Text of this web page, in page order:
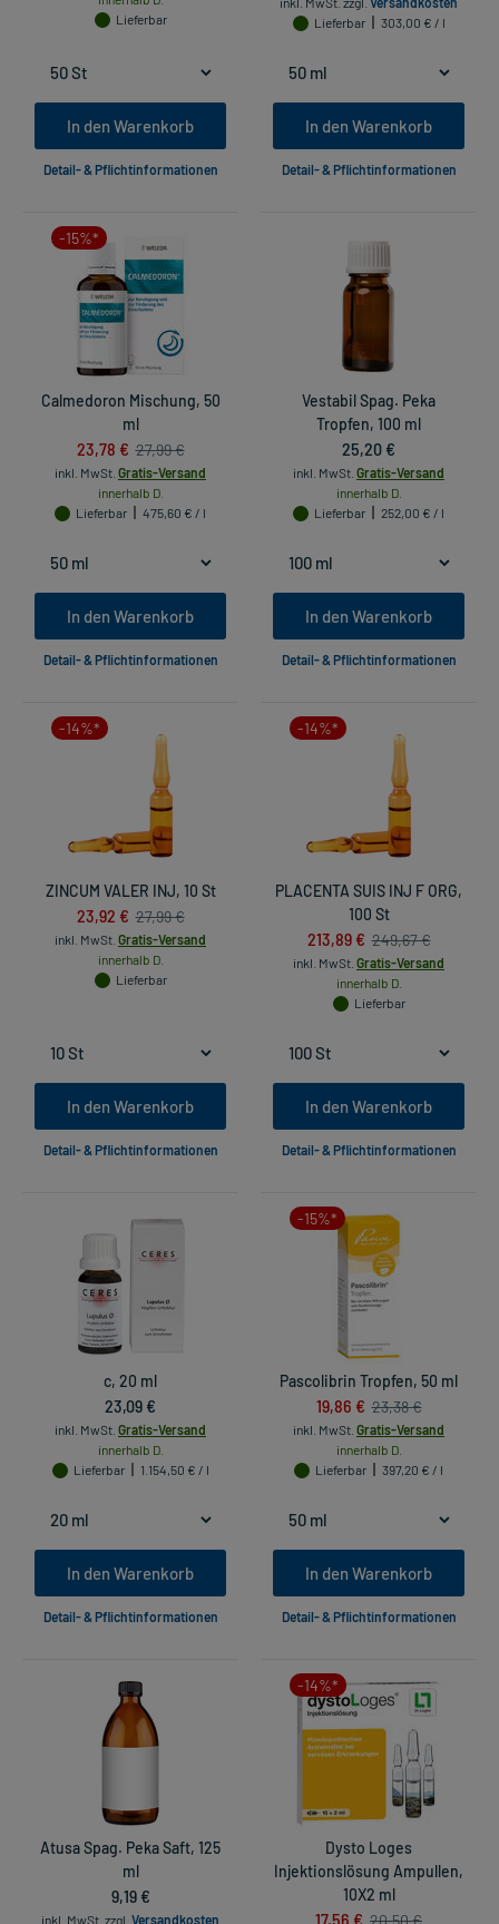
Lieferbar
In den Warenkorb
Detail- & Pflichtinformationen
Lieferbar
303,00 € / l
In den Warenkorb
Detail- & Pflichtinformationen
-15%*
Calmedoron Mischung, 50
ml
23,78 € 27,99 €
inkl. MwSt. Gratis-Versand
innerhalb D.
Lieferbar
475,60 € / l
In den Warenkorb
Detail- & Pflichtinformationen
Vestabil Spag. Peka
Tropfen, 100 ml
25,20 €
inkl. MwSt. Gratis-Versand
innerhalb D.
Lieferbar
252,00 € / l
In den Warenkorb
Detail- & Pflichtinformationen
-14%*
ZINCUM VALER INJ, 10 St
23,92 € 27,99 €
inkl. MwSt. Gratis-Versand
innerhalb D.
Lieferbar
In den Warenkorb
Detail- & Pflichtinformationen
-14%*
PLACENTA SUIS INJ F ORG,
100 St
213,89 € 249,67 €
inkl. MwSt. Gratis-Versand
innerhalb D.
Lieferbar
In den Warenkorb
Detail- & Pflichtinformationen
c, 20 ml
23,09 €
inkl. MwSt. Gratis-Versand
innerhalb D.
Lieferbar
1.154,50 € / l
In den Warenkorb
Detail- & Pflichtinformationen
-15%*
Pascolibrin Tropfen, 50 ml
19,86 € 23,38 €
inkl. MwSt. Gratis-Versand
innerhalb D.
Lieferbar
397,20 € / l
In den Warenkorb
Detail- & Pflichtinformationen
Atusa Spag. Peka Saft, 125
ml
9,19 €
inkl. MwSt. zzgl. Versandkosten
-14%*
Dysto Loges
Injektionslösung Ampullen,
10X2 ml
17,56 €